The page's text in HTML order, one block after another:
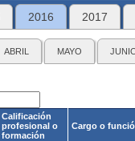
2016 2017
ABRIL MAYO
Calificación
profesional o
formación
Cargo o